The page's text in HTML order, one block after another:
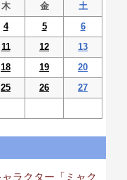
木 金
土
4 5
6
11 12
13
18 19
20
25 26
27
ラクター「ミャク